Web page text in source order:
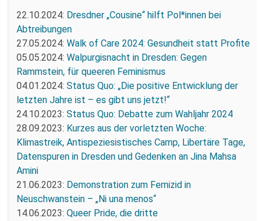
22.10.2024: Dresdner „Cousine“ hilft Pol*innen bei
Abtreibungen
27.05.2024: Walk of Care 2024: Gesundheit statt Profite
05.05.2024: Walpurgisnacht in Dresden: Gegen
Rammstein, für queeren Feminismus
04.01.2024: Status Quo: „Die positive Entwicklung der
letzten Jahre ist – es gibt uns jetzt!“
24.10.2023: Status Quo: Debatte zum Wahljahr 2024
28.09.2023: Kurzes aus der vorletzten Woche:
Klimastreik, Antispeziesistisches Camp, Libertäre Tage,
Datenspuren in Dresden und Gedenken an Jina Mahsa
Amini
21.06.2023: Demonstration zum Femizid in
Neuschwanstein – „Ni una menos“
14.06.2023: Queer Pride, die dritte